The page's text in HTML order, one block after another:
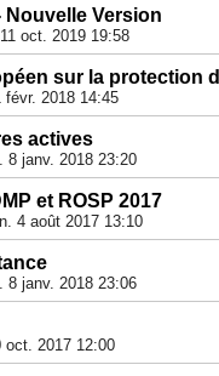
Nouvelle Version
oct. 2019 19:58
sur la protection
févr. 2018 14:45
actives
8 janv. 2018 23:20
et ROSP 2017
4 août 2017 13:10
8 janv. 2018 23:06
oct. 2017 12:00